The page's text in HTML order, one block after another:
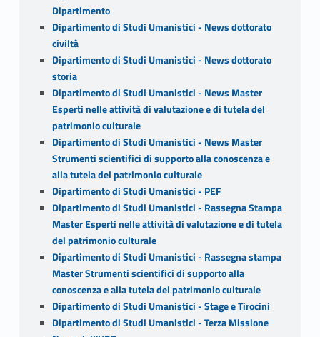
Dipartimento
Dipartimento di Studi Umanistici - News dottorato
civiltà
Dipartimento di Studi Umanistici - News dottorato
storia
Dipartimento di Studi Umanistici - News Master
Esperti nelle attività di valutazione e di tutela del
patrimonio culturale
Dipartimento di Studi Umanistici - News Master
Strumenti scientifici di supporto alla conoscenza e
alla tutela del patrimonio culturale
Dipartimento di Studi Umanistici - PEF
Dipartimento di Studi Umanistici - Rassegna Stampa
Master Esperti nelle attività di valutazione e di tutela
del patrimonio culturale
Dipartimento di Studi Umanistici - Rassegna stampa
Master Strumenti scientifici di supporto alla
conoscenza e alla tutela del patrimonio culturale
Dipartimento di Studi Umanistici - Stage e Tirocini
Dipartimento di Studi Umanistici - Terza Missione